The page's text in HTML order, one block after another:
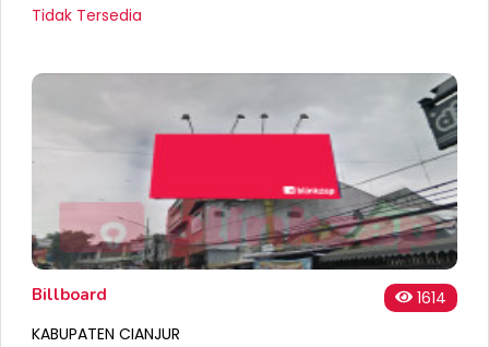
Tidak Tersedia
Billboard
1614
KABUPATEN CIANJUR